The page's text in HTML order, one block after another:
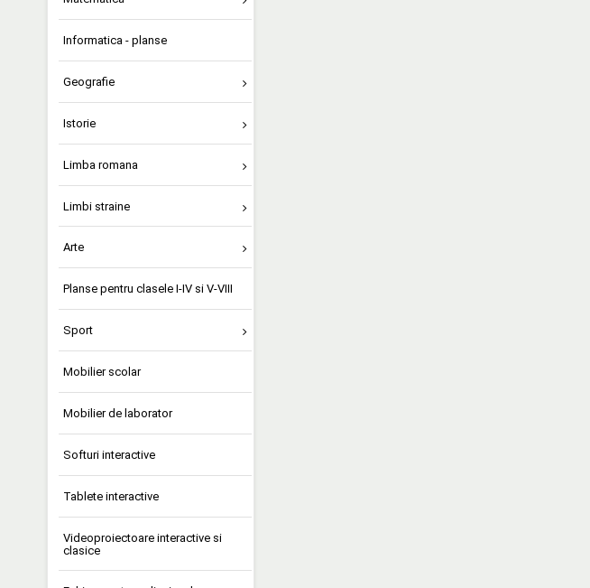
Informatica - planse
Geografie
Istorie
Limba romana
Limbi straine
Arte
Planse pentru clasele I-IV si V-VIII
Sport
Mobilier scolar
Mobilier de laborator
Softuri interactive
Tablete interactive
Videoproiectoare interactive si
clasice